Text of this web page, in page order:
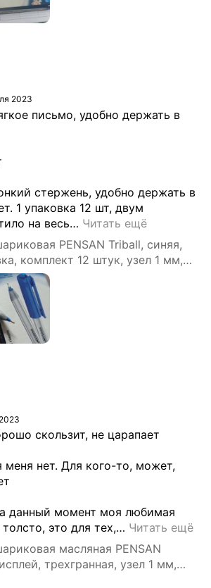
2023
письмо, удобно держать в
стержень, удобно держать в
1 упаковка 12 шт, двум
на весь… Читать ещё
PENSAN Triball, синяя,
комплект 12 штук, узел 1 мм,
скользит, не царапает
меня нет. Для кого-то, может,
данный момент моя любимая
это для тех,… Читать ещё
масляная PENSAN
трехгранная, узел 1 мм,
мм, 1003/S60 (цена за 60 шт)